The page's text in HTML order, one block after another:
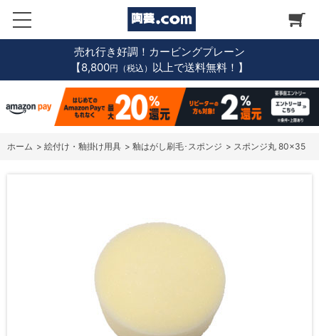
売れ行き好調！カービングプレーン
【8,800円（税込） 以上で送料無料！】
ホーム > 絵付け・釉掛け用具 > 釉はがし刷毛･スポンジ > スポンジ丸 80×35